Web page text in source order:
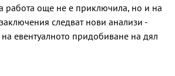
работа още не е приключила, но и на
следват нови анализи -
евентуалното придобиване на дял